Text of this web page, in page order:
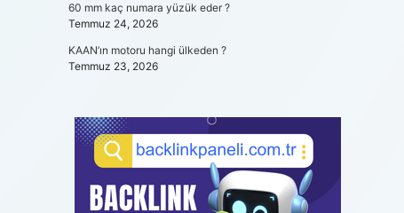
60 mm kaç numara yüzük eder ?
Temmuz 24, 2026
KAAN’ın motoru hangi ülkeden ?
Temmuz 23, 2026